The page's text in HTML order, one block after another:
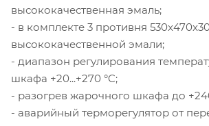
высококачественная эмаль;
- в комплекте 3 противня
высококачественной эмали;
- диапазон регулирования
шкафа +20...+270 °C;
- разогрев жарочного шкафа до
- аварийный терморегулятор от